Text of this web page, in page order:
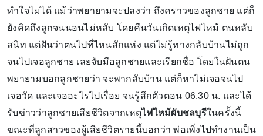
ทำใจไม่ได้ แม้ว่าพยายามจะปลงว่า ถึงคราวของลูกชาย แต่ก็
ยังคิดถึงลูกจนนอนไม่หลับ โดยคืนวันเกิดเหตุไฟไหม้ ตนหลับ
สนิท แต่ฝันว่าตนไปที่ไหนสักแห่ง แต่ไม่รู้ทางกลับบ้านไม่ถูก
จนไปเจอลูกชาย เลยจับมือลูกชายและเรียกชื่อ โดยในฝันตน
พยายามบอกลูกชายว่า จะพากลับบ้าน แต่ก็หาไม่เจอจนไป
เจอวัด และเจออะไรไปเรื่อย จนรู้สึกตัวตอน 06.30 น. และได้
รับข่าวว่าลูกชายเสียชีวิตจากเหตุไฟไหม้ผับชลบุรีในครั้งนี้
ขณะที่ลูกสาวของผู้เสียชีวิตรายนี้บอกว่า พ่อเพิ่งไปทำงานเป็น